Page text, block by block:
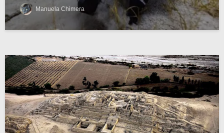
Manuela Chimera